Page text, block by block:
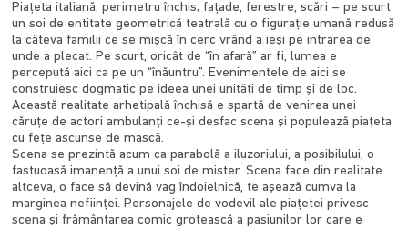
Piaţeta italiană: perimetru închis; faţade, ferestre, scări – pe scurt
un soi de entitate geometrică teatrală cu o figuraţie umană redusă
la câteva familii ce se mişcă în cerc vrând a ieşi pe intrarea de
unde a plecat. Pe scurt, oricât de “în afară” ar fi, lumea e
percepută aici ca pe un “înăuntru”. Evenimentele de aici se
construiesc dogmatic pe ideea unei unităţi de timp şi de loc.
Această realitate arhetipală închisă e spartă de venirea unei
căruţe de actori ambulanţi ce-şi desfac scena şi populează piaţeta
cu feţe ascunse de mască.
Scena se prezintă acum ca parabolă a iluzoriului, a posibilului, o
fastuoasă imanenţă a unui soi de mister. Scena face din realitate
altceva, o face să devină vag îndoielnică, te aşează cumva la
marginea nefiinţei. Personajele de vodevil ale piaţetei privesc
scena şi frământarea comic grotească a pasiunilor lor care e